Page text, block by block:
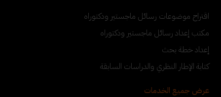
اقتراح موضوعات رسائل ماجستير ودكتوراه
مكتب إعداد رسائل ماجستير ودكتوراه
إعداد خطة بحث
كتابة الإطار النظري والدراسات السابقة
عرض جميع الخدمات